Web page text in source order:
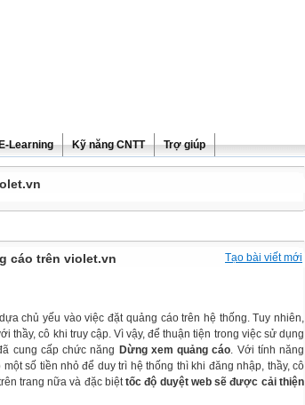
Learning Kỹ năng CNTT Trợ giúp
Tạo bài viết mới
cáo trên violet.vn
chủ yếu vào việc đặt quảng cáo trên hệ thống. Tuy nhiên,
thầy, cô khi truy cập. Vì vậy, để thuận tiện trong việc sử dụng
cung cấp chức năng Dừng xem quảng cáo. Với tính năng
số tiền nhỏ để duy trì hệ thống thì khi đăng nhập, thầy, cô
trang nữa và đặc biệttốc độ duyệt web sẽ được cải thiện